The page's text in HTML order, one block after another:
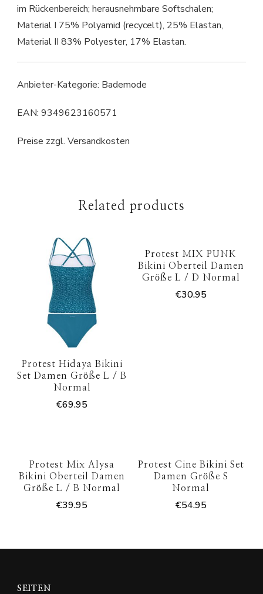
im Rückenbereich; herausnehmbare Softschalen;
Material I 75% Polyamid (recycelt), 25% Elastan,
Material II 83% Polyester, 17% Elastan.
Anbieter-Kategorie: Bademode
EAN: 9349623160571
Preise zzgl. Versandkosten
Related products
Protest Hidaya Bikini
Set Damen Größe L / B
Normal
€69.95
Protest MIX PUNK
Bikini Oberteil Damen
Größe L / D Normal
€30.95
Protest Mix Alysa
Bikini Oberteil Damen
Größe L / B Normal
€39.95
Protest Cine Bikini Set
Damen Größe S
Normal
€54.95
SEITEN